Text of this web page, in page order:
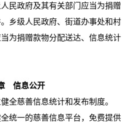
民政府及其有关部门应当为捐赠
乡级人民政府、街道办事处和村
为捐赠款物分配送达、信息统计
信息公开
慈善信息统计和发布制度。
统一的慈善信息平台，免费提供